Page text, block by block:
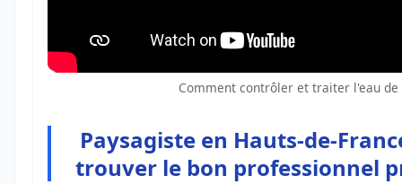
Comment contrôler et traiter l'eau de
Paysagiste en Hauts-de-
trouver le bon professionnel